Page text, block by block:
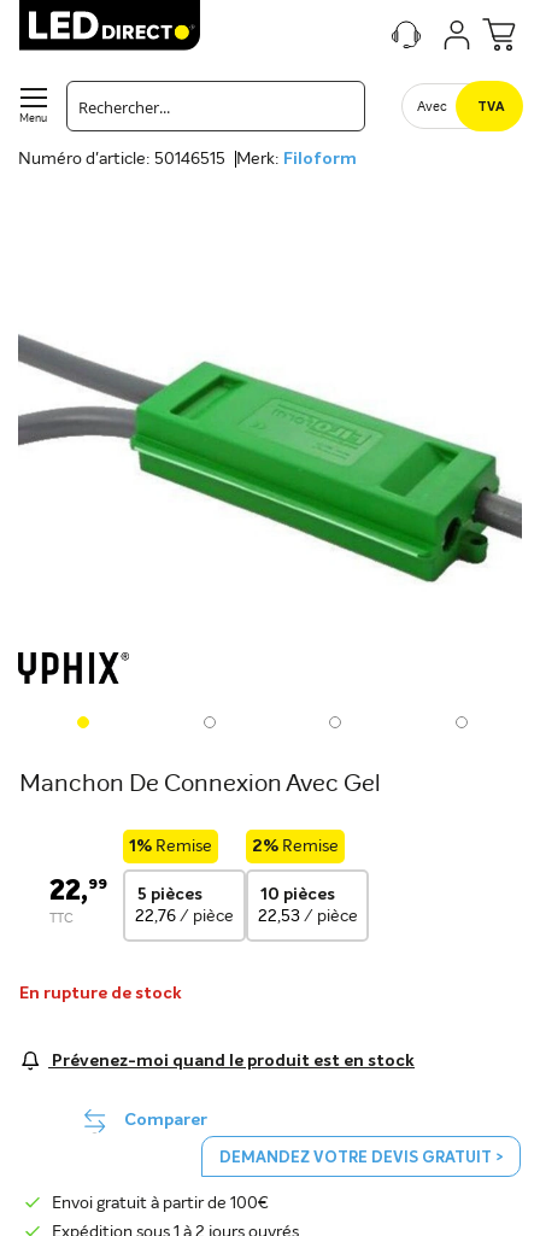
Menu
Avec TVA
Numéro d'article: 50146515 Merk: Filoform
Manchon De Connexion Avec Gel
22,99
1% Remise
5 pièces
22,76/ pièce
2% Remise
10 pièces
22,53 / pièce
En rupture de stock
Prévenez-moi quand le produit est en stock
Comparer
DEMANDEZ VOTRE DEVIS GRATUIT >
Envoi gratuit à partir de 100€
Expédition sous 1 à 2 jours ouvrés